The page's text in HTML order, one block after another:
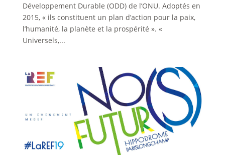
Développement Durable (ODD) de l’ONU. Adoptés en
2015, « ils constituent un plan d’action pour la paix,
l’humanité, la planète et la prospérité ». «
Universels,...